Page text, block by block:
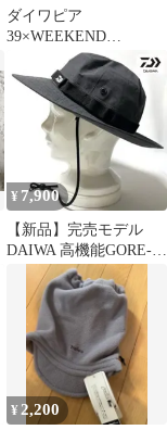
ダイワピア
39×WEEKEND
FISHING CLUB スウェ
ット M 美品
¥ 7,900
【新品】完売モデル
DAIWA 高機能GORE-
TEX INFINIUM HAT
¥2,200